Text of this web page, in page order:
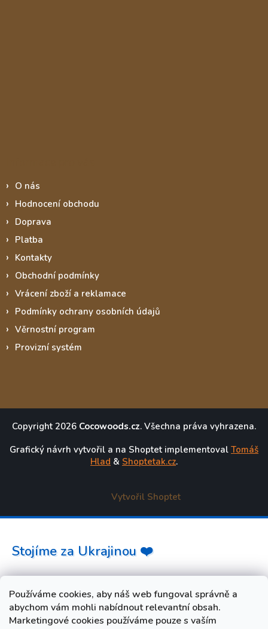
Používáme cookies, aby náš web fungoval správně a
abychom vám mohli nabídnout relevantní obsah.
Marketingové cookies používáme pouze s vaším
O nás
Hodnocení obchodu
Doprava
Platba
Kontakty
Obchodní podmínky
Vrácení zboží a reklamace
Podmínky ochrany osobních údajů
Věrnostní program
Provizní systém
Copyright 2026 Cocowoods.cz. Všechna práva vyhrazena.
Grafický návrh vytvořil a na Shoptet implementoval Tomáš
Hlad & Shoptetak.cz.
Vytvořil Shoptet
Stojíme za Ukrajinou ❤️
Jak a čím pomoci »